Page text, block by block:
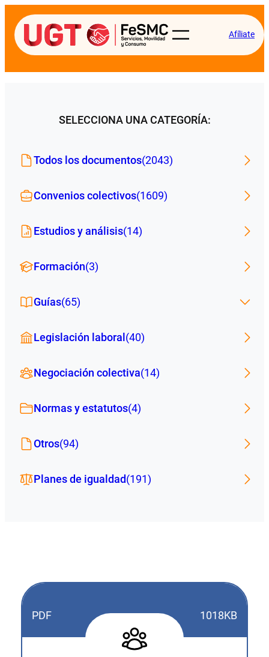
Afíliate
SELECCIONA UNA CATEGORÍA:
Todos los documentos(2043)
Convenios colectivos(1609)
Estudios y análisis(14)
Formación(3)
Guías(65)
Legislación laboral (40)
Negociación colectiva(14)
Normas y estatutos(4)
Otros(94)
Planes de igualdad(191)
PDF 1018KB